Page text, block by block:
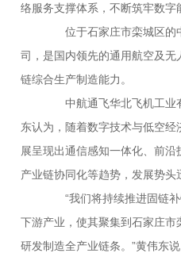
络服务支撑体系，不断筑牢数字
位于石家庄市栾城区的
司，是国内领先的通用航空及
链综合生产制造能力。
中航通飞华北飞机工业
东认为，随着数字技术与低空
展呈现出通信感知一体化、前沿
产业链协同化等趋势，发展势头
“我们将持续推进固链补
下游产业，使其聚集到石家庄
研发制造全产业链条。”黄伟东说